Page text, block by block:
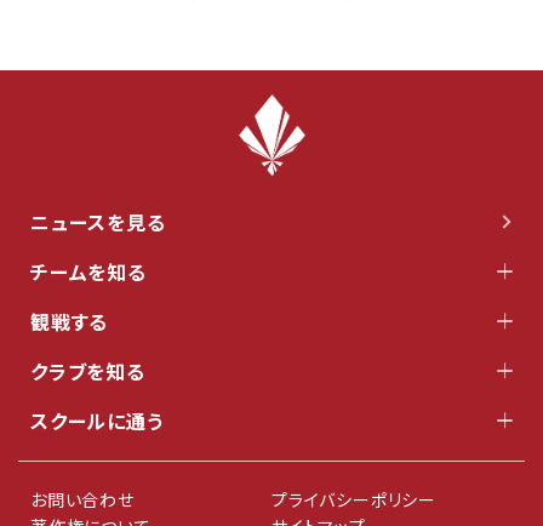
ニュースを見る
チームを知る
観戦する
クラブを知る
スクールに通う
お問い合わせ
プライバシーポリシー